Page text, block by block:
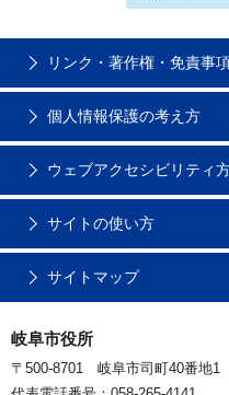
リンク・著作権・免責事
個人情報保護の考え方
ウェブアクセシビリティ
サイトの使い方
サイトマップ
岐阜市役所
〒500-8701 岐阜市司町40番地1